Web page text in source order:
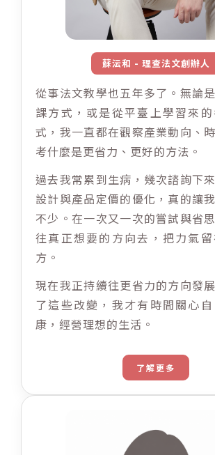
蘇沄和 - 理查法文創辦人
從事法文教學也五年多了。無論
課方式，或是從平臺上學習來
式，我一直都在觀察產業動向、
考什麼是更省力、更好的方法。
過去我常累到生病，幾次諮詢下
設計與產品定價的優化，真的讓
不少。在一次又一次的嘗試與省
往真正想要的方向去，把力氣
方。
現在我正持續往更省力的方向發
了這些改變，我才有時間關心
康，經營理想的生活。
了解更多